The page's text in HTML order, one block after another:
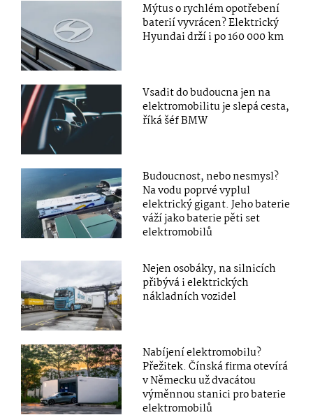
Mýtus o rychlém opotřebení
baterií vyvrácen? Elektrický
Hyundai drží i po 160 000 km
Vsadit do budoucna jen na
elektromobilitu je slepá cesta,
říká šéf BMW
Budoucnost, nebo nesmysl?
Na vodu poprvé vyplul
elektrický gigant. Jeho baterie
váží jako baterie pěti set
elektromobilů
Nejen osobáky, na silnicích
přibývá i elektrických
nákladních vozidel
Nabíjení elektromobilu?
Přežitek. Čínská firma otevírá
v Německu už dvacátou
výměnnou stanici pro baterie
elektromobilů